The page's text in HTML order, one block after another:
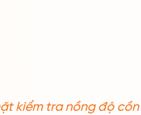
kiểm tra nồng độ